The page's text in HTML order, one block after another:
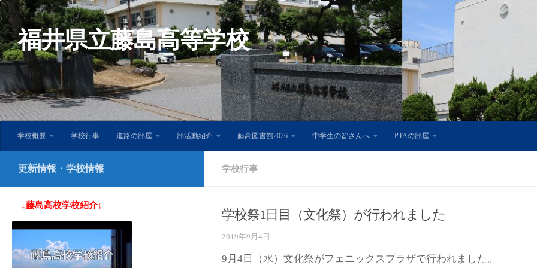
コンテンツへスキップ
福井県立藤島高等学校
学校概要 学校行事 進路の部屋 部活動紹介 藤高図書館2026 中学生の皆さんへ PTAの部屋
学校行事
学校祭1日目（文化祭）が行われました
2019年9月4日
9月4日（水）文化祭がフェニックスプラザで行われました。
更新情報・学校情報
↓藤島高校学校紹介↓